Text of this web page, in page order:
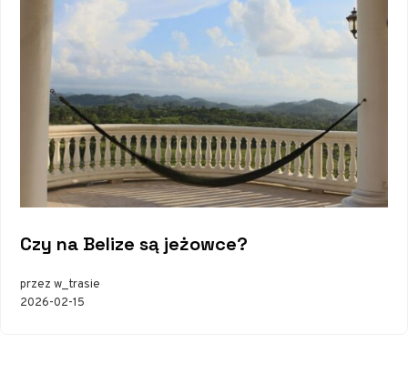
Czy na Belize są jeżowce?
przez w_trasie
2026-02-15